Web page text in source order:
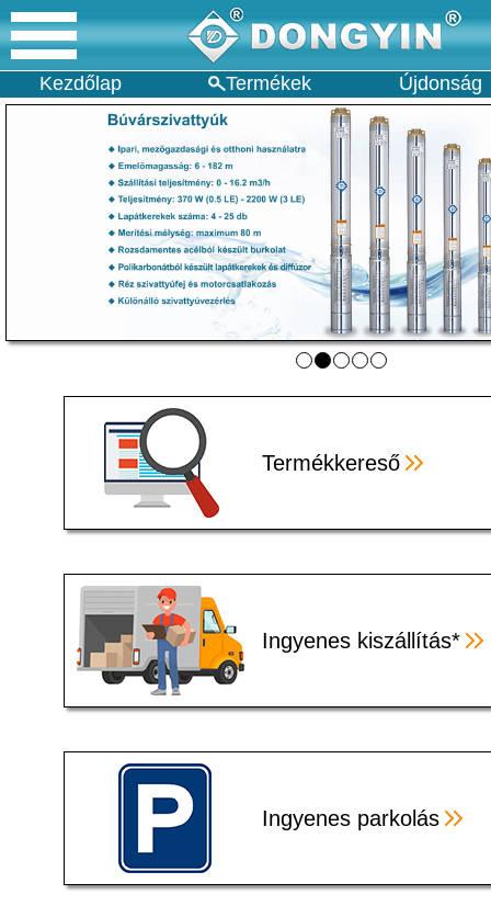
Kezdőlap Termékek Újdonság
Termékkereső
Ingyenes kiszállítás*
Ingyenes parkolás